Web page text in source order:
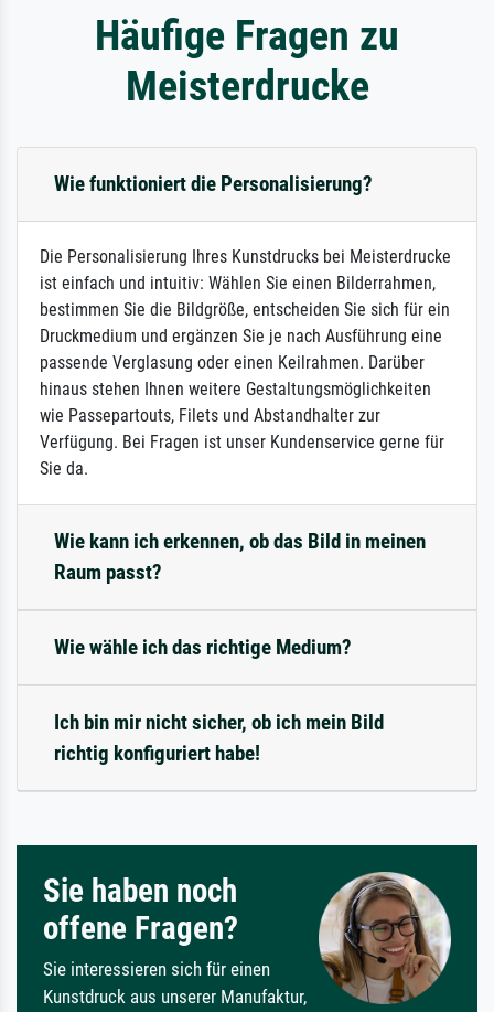
Häufige Fragen zu
Meisterdrucke
Wie funktioniert die Personalisierung?
Die Personalisierung Ihres Kunstdrucks bei Meisterdrucke
ist einfach und intuitiv: Wählen Sie einen Bilderrahmen,
bestimmen Sie die Bildgröße, entscheiden Sie sich für ein
Druckmedium und ergänzen Sie je nach Ausführung eine
passende Verglasung oder einen Keilrahmen. Darüber
hinaus stehen Ihnen weitere Gestaltungsmöglichkeiten
wie Passepartouts, Filets und Abstandhalter zur
Verfügung. Bei Fragen ist unser Kundenservice gerne für
Sie da.
Wie kann ich erkennen, ob das Bild in meinen
Raum passt?
Wie wähle ich das richtige Medium?
Ich bin mir nicht sicher, ob ich mein Bild
richtig konfiguriert habe!
Sie haben noch
offene Fragen?
Sie interessieren sich für einen
Kunstdruck aus unserer Manufaktur,